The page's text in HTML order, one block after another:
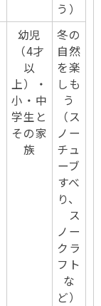
う）
幼児
（4才
以
上）・
小・中
学生と
その家
族
冬の
自然
を楽
しも
う
（ス
ノー
チュ
ーブ
すべ
り、
ス
ノー
クラ
フト
な
ど）